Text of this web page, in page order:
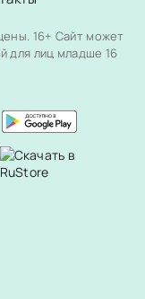
16+ Сайт может
для лиц младше 16